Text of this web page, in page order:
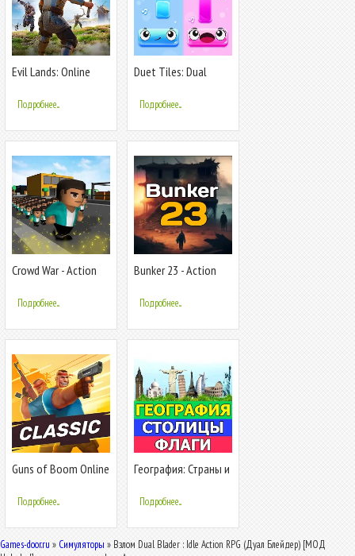
Evil Lands: Online
Подробнее...
Duet Tiles: Dual
Подробнее...
Crowd War - Action
Подробнее...
Bunker 23 - Action
Подробнее...
Guns of Boom Online
Подробнее...
География: Страны и
Подробнее...
Games-door.ru » Симуляторы » Взлом Dual Blader : Idle Action RPG (Дуал Блейдер) [МОД